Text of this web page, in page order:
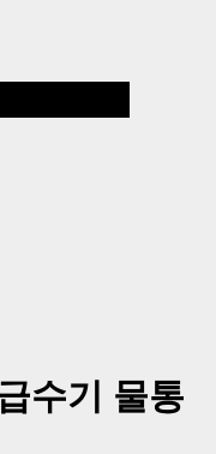
수기 물통